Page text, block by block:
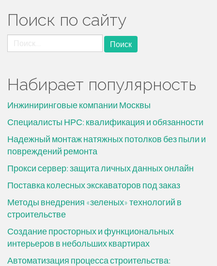
страницам
Поиск по сайту
Найти:
Набирает популярность
Инжиниринговые компании Москвы
Специалисты НРС: квалификация и обязанности
Надежный монтаж натяжных потолков без пыли и
повреждений ремонта
Прокси сервер: защита личных данных онлайн
Поставка колесных экскаваторов под заказ
Методы внедрения «зеленых» технологий в
строительстве
Создание просторных и функциональных
интерьеров в небольших квартирах
Автоматизация процесса строительства: